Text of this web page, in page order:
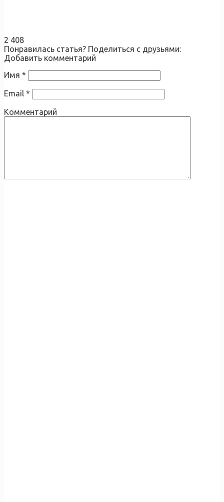
2 408
Понравилась статья? Поделиться с друзьями:
Добавить комментарий
Имя *
Email *
Комментарий